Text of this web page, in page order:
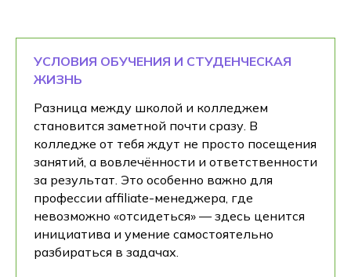
УСЛОВИЯ ОБУЧЕНИЯ И СТУДЕНЧЕСКАЯ
ЖИЗНЬ
Разница между школой и колледжем
становится заметной почти сразу. В
колледже от тебя ждут не просто посещения
занятий, а вовлечённости и ответственности
за результат. Это особенно важно для
профессии affiliate-менеджера, где
невозможно «отсидеться» — здесь ценится
инициатива и умение самостоятельно
разбираться в задачах.